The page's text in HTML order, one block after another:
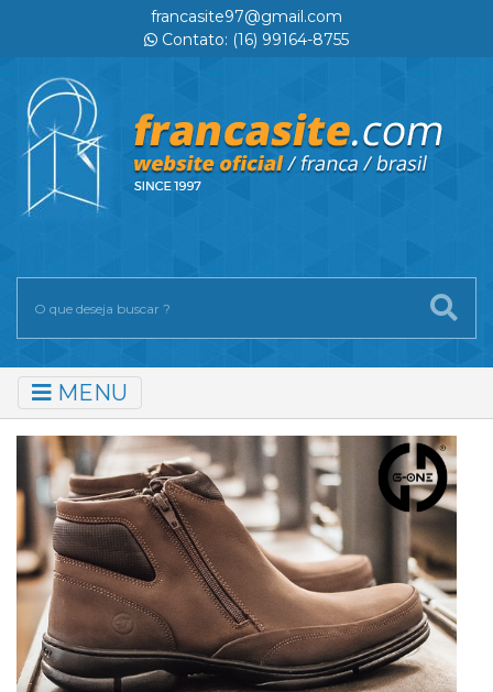
francasite97@gmail.com
Contato: (16) 99164-8755
MENU